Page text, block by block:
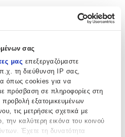
σας
μας επεξεργαζόμαστε
τη διεύθυνση IP σας,
όπως cookies για να
πρόσβαση σε πληροφορίες στη
εξατομικευμένων
τις μετρήσεις σχετικά με
την καλύτερη εικόνα του κοινού
Έχετε τη δυνατότητα